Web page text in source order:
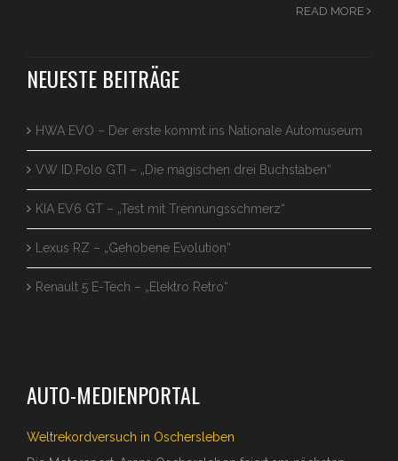
READ MORE
NEUESTE BEITRÄGE
HWA EVO – Der erste kommt ins Nationale Automuseum
VW ID.Polo GTI – „Die magischen drei Buchstaben“
KIA EV6 GT – „Test mit Trennungsschmerz“
Lexus RZ – „Gehobene Evolution“
Renault 5 E-Tech – „Elektro Retro“
AUTO-MEDIENPORTAL
Weltrekordversuch in Oschersleben